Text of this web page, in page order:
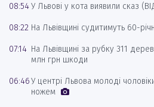
08:54У Львові у кота виявили сказ
08:22 На Львівщині судитимуть 60-
07:14 На Львівщині за рубку 311
млн грн шкоди
06:46У центрі Львова молоді
ножем